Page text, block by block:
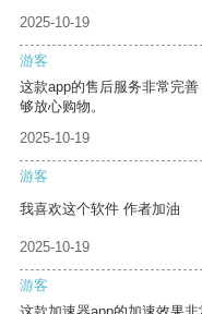
2025-10-19
游客
这款app的售后服务非常完
够放心购物。
2025-10-19
游客
我喜欢这个软件 作者加油
2025-10-19
游客